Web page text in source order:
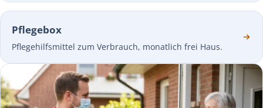
Pflegebox
Pflegehilfsmittel zum Verbrauch, monatlich frei Haus.